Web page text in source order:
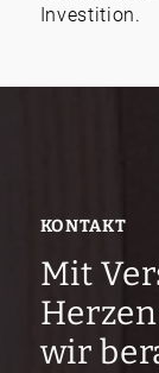
Investition.
KONTAKT
Mit
wir